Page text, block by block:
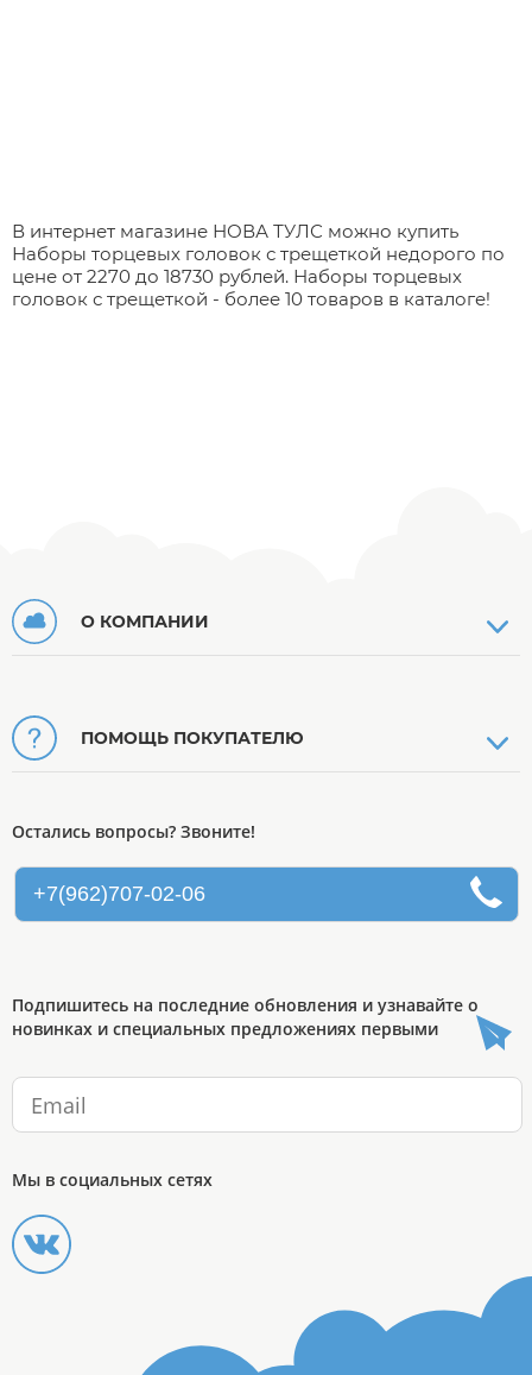
В интернет магазине НОВА ТУЛС можно купить
Наборы торцевых головок с трещеткой недорого по
цене от 2270 до 18730 рублей. Наборы торцевых
головок с трещеткой - более 10 товаров в каталоге!
О КОМПАНИИ
ПОМОЩЬ ПОКУПАТЕЛЮ
Остались вопросы? Звоните!
+7(962)707-02-06
Подпишитесь на последние обновления и узнавайте о
новинках и специальных предложениях первыми
Мы в социальных сетях